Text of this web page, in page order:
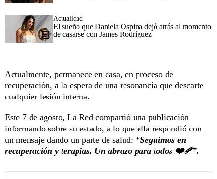
Actualidad
El sueño que Daniela Ospina dejó atrás al momento
de casarse con James Rodríguez
Actualmente, permanece en casa, en proceso de
recuperación, a la espera de una resonancia que descarte
cualquier lesión interna.
Este 7 de agosto, La Red compartió una publicación
informando sobre su estado, a lo que ella respondió con
un mensaje dando un parte de salud: “Seguimos en
recuperación y terapias. Un abrazo para todos ❤️‍🩹”.